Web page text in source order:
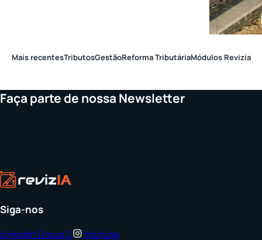
Mais recentesTributosGestãoReforma TributáriaMódulos Revizia
Faça parte de nossa Newsletter
Siga-nos
LinkedinGroup 2 Youtube